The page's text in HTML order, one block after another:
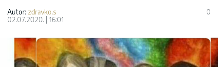
Autor: zdravko.s
02.07.2020.
16:01
0